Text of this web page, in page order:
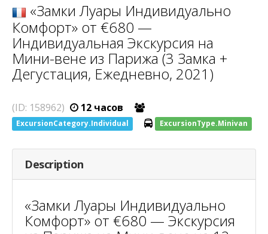
«Замки Луары Индивидуально
Комфорт» от €680 —
Индивидуальная Экскурсия на
Мини-вене из Парижа (3 Замка +
Дегустация, Ежедневно, 2021)
(ID: 158962) 12 часов
ExcursionCategory.Individual ExcursionType.Minivan
Description
«Замки Луары Индивидуально
Комфорт» от €680 — Экскурсия